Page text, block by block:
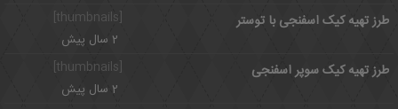
طرز تهیه کیک اسفنجی با توستر
2 سال پیش
[thumbnails]
طرز تهیه کیک سوپر اسفنجی
2 سال پیش